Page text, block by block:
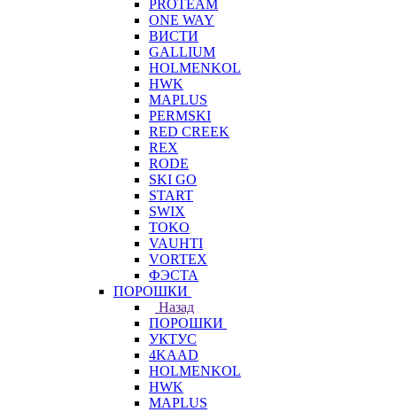
PROTEAM
ONE WAY
ВИСТИ
GALLIUM
HOLMENKOL
HWK
MAPLUS
PERMSKI
RED CREEK
REX
RODE
SKI GO
START
SWIX
TOKO
VAUHTI
VORTEX
ФЭСТА
ПОРОШКИ
Назад
ПОРОШКИ
УКТУС
4KAAD
HOLMENKOL
HWK
MAPLUS